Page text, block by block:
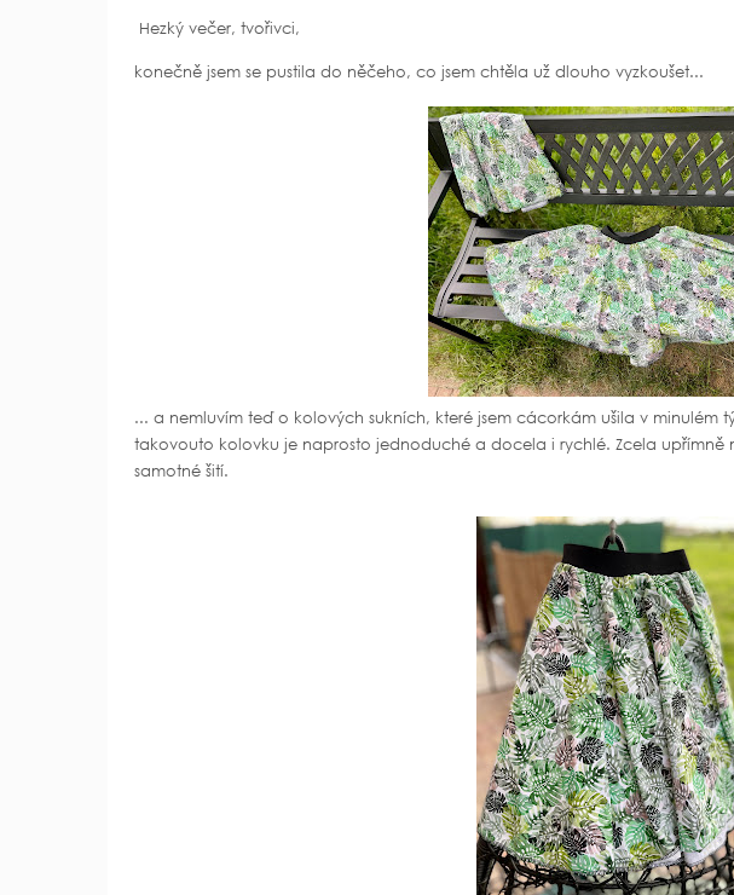
Hezký večer, tvořivci,
konečně jsem se pustila do něčeho, co jsem chtěla už dlouho vyzkoušet...
... a nemluvím teď o kolových sukních, které jsem cácorkám ušila v minulém
takovouto kolovku je naprosto jednoduché a docela i rychlé. Zcela
samotné šití.